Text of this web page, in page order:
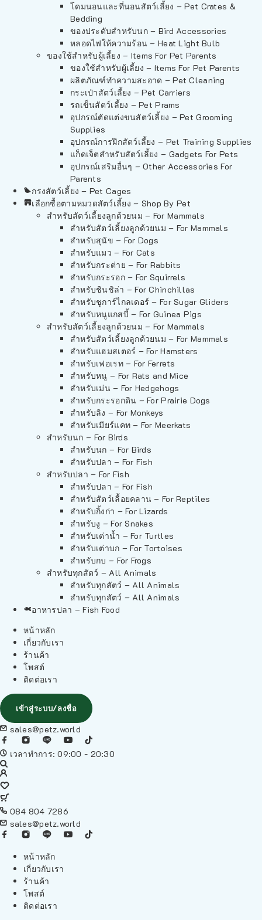
โดมนอนและที่นอนสัตว์เลี้ยง – Pet Crates &
Bedding
ของประดับสำหรับนก – Bird Accessories
หลอดไฟให้ความร้อน – Heat Light Bulb
ของใช้สำหรับผู้เลี้ยง – Items For Pet Parents
ของใช้สำหรับผู้เลี้ยง – Items For Pet Parents
ผลิตภัณฑ์ทำความสะอาด – Pet Cleaning
กระเป๋าสัตว์เลี้ยง – Pet Carriers
รถเข็นสัตว์เลี้ยง – Pet Prams
อุปกรณ์ตัดแต่งขนสัตว์เลี้ยง – Pet Grooming
Supplies
อุปกรณ์การฝึกสัตว์เลี้ยง – Pet Training Supplies
แก็ดเจ็ตสำหรับสัตว์เลี้ยง – Gadgets For Pets
อุปกรณ์เสริมอื่นๆ – Other Accessories For
Parents
กรงสัตว์เลี้ยง – Pet Cages
เลือกซื้อตามหมวดสัตว์เลี้ยง – Shop By Pet
สำหรับสัตว์เลี้ยงลูกด้วยนม – For Mammals
สำหรับสัตว์เลี้ยงลูกด้วยนม – For Mammals
สำหรับสุนัข – For Dogs
สำหรับแมว – For Cats
สำหรับกระต่าย – For Rabbits
สำหรับกระรอก – For Squirrels
สำหรับชินชิล่า – For Chinchillas
สำหรับชูการ์ไกลเดอร์ – For Sugar Gliders
สำหรับหนูแกสบี้ – For Guinea Pigs
สำหรับสัตว์เลี้ยงลูกด้วยนม – For Mammals
สำหรับสัตว์เลี้ยงลูกด้วยนม – For Mammals
สำหรับแฮมสเตอร์ – For Hamsters
สำหรับเฟอเรท – For Ferrets
สำหรับหนู – For Rats and Mice
สำหรับเม่น – For Hedgehogs
สำหรับกระรอกดิน – For Prairie Dogs
สำหรับลิง – For Monkeys
สำหรับเมียร์แคท – For Meerkats
สำหรับนก – For Birds
สำหรับนก – For Birds
สำหรับปลา – For Fish
สำหรับปลา – For Fish
สำหรับปลา – For Fish
สำหรับสัตว์เลื้อยคลาน – For Reptiles
สำหรับกิ้งก่า – For Lizards
สำหรับงู – For Snakes
สำหรับเต่าน้ำ – For Turtles
สำหรับเต่าบก – For Tortoises
สำหรับกบ – For Frogs
สำหรับทุกสัตว์ – All Animals
สำหรับทุกสัตว์ – All Animals
สำหรับทุกสัตว์ – All Animals
อาหารปลา – Fish Food
หน้าหลัก
เกี่ยวกับเรา
ร้านค้า
โพสต์
ติดต่อเรา
เข้าสู่ระบบ/ลงชื่อ
sales@petz.world
เวลาทำการ: 09:00 - 20:30
084 804 7286
sales@petz.world
หน้าหลัก
เกี่ยวกับเรา
ร้านค้า
โพสต์
ติดต่อเรา